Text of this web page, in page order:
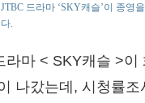
드라마 ‘SKY캐슬’이 종영
.
라마 < SKY캐슬 >이
나갔는데, 시청률